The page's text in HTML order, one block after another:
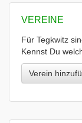
VEREINE
Für Tegkwitz
Kennst Du
Verein